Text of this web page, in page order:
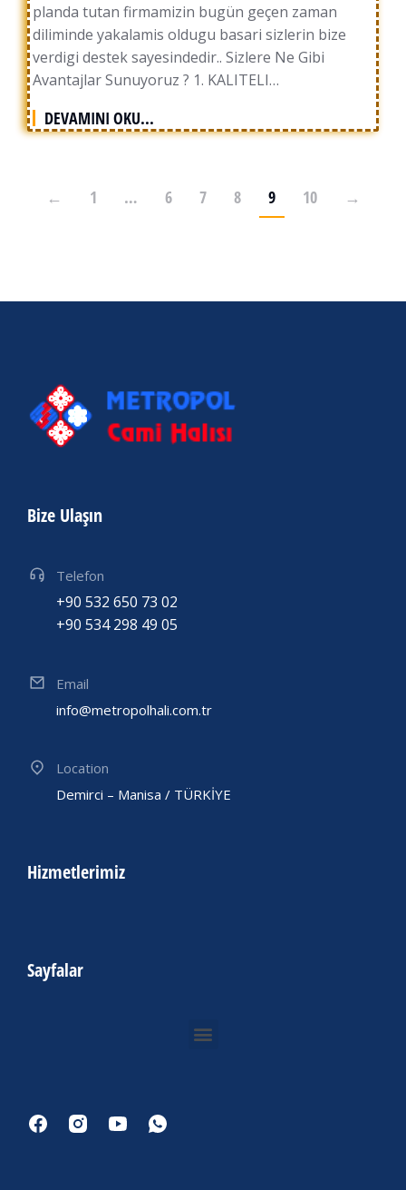
planda tutan firmamizin bugün geçen zaman
diliminde yakalamis oldugu basari sizlerin bize
verdigi destek sayesindedir.. Sizlere Ne Gibi
Avantajlar Sunuyoruz ? 1. KALITELI…
DEVAMINI OKU...
← 1 … 6 7 8 9 10 →
Bize Ulaşın
Telefon
+90 532 650 73 02
+90 534 298 49 05
Email
info@metropolhali.com.tr
Location
Demirci – Manisa / TÜRKİYE
Hizmetlerimiz
Sayfalar